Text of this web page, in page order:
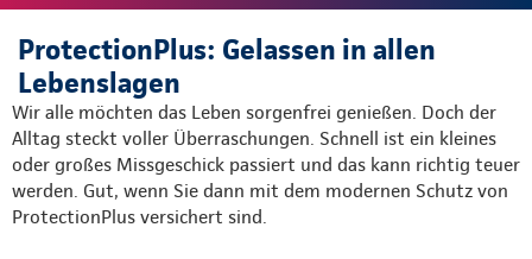
ProtectionPlus: Gelassen in allen
Lebenslagen
Wir alle möchten das Leben sorgenfrei genießen. Doch der
Alltag steckt voller Überraschungen. Schnell ist ein kleines
oder großes Missgeschick passiert und das kann richtig teuer
werden. Gut, wenn Sie dann mit dem modernen Schutz von
ProtectionPlus versichert sind.